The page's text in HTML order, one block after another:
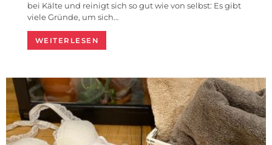
bei Kälte und reinigt sich so gut wie von selbst: Es gibt
viele Gründe, um sich…
WEITERLESEN